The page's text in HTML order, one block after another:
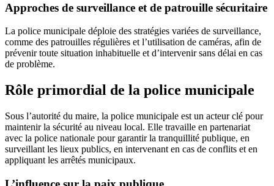
Approches de surveillance et de patrouille sécuritaire
La police municipale déploie des stratégies variées de surveillance,
comme des patrouilles régulières et l’utilisation de caméras, afin de
prévenir toute situation inhabituelle et d’intervenir sans délai en cas
de problème.
Rôle primordial de la police municipale
Sous l’autorité du maire, la police municipale est un acteur clé pour
maintenir la sécurité au niveau local. Elle travaille en partenariat
avec la police nationale pour garantir la tranquillité publique, en
surveillant les lieux publics, en intervenant en cas de conflits et en
appliquant les arrêtés municipaux.